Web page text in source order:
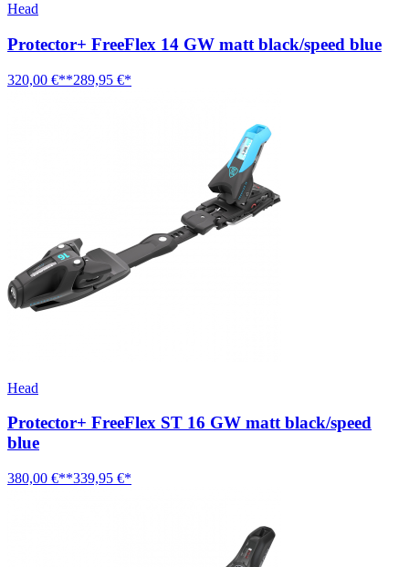
Head
Protector+ FreeFlex 14 GW matt black/speed blue
320,00 €**289,95 €*
Head
Protector+ FreeFlex ST 16 GW matt black/speed
blue
380,00 €**339,95 €*